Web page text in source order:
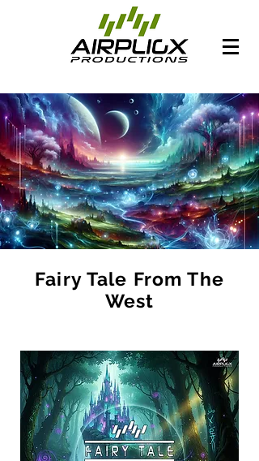
Fairy Tale From The
West